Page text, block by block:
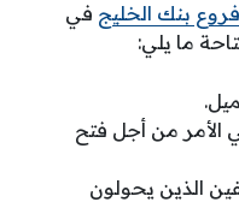
فروع بنك الخليج في
ما يلي:
الأمر من أجل فتح
الذين يحولون